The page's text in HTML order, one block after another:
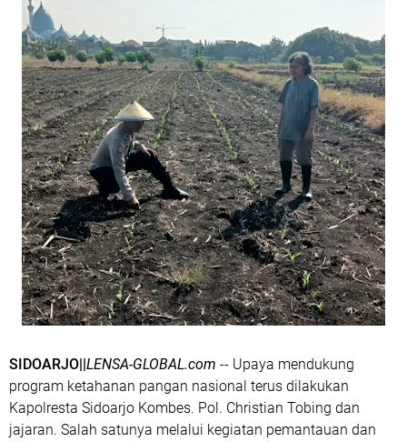
SIDOARJO||LENSA-GLOBAL.com -- Upaya mendukung
program ketahanan pangan nasional terus dilakukan
Kapolresta Sidoarjo Kombes. Pol. Christian Tobing dan
jajaran. Salah satunya melalui kegiatan pemantauan dan